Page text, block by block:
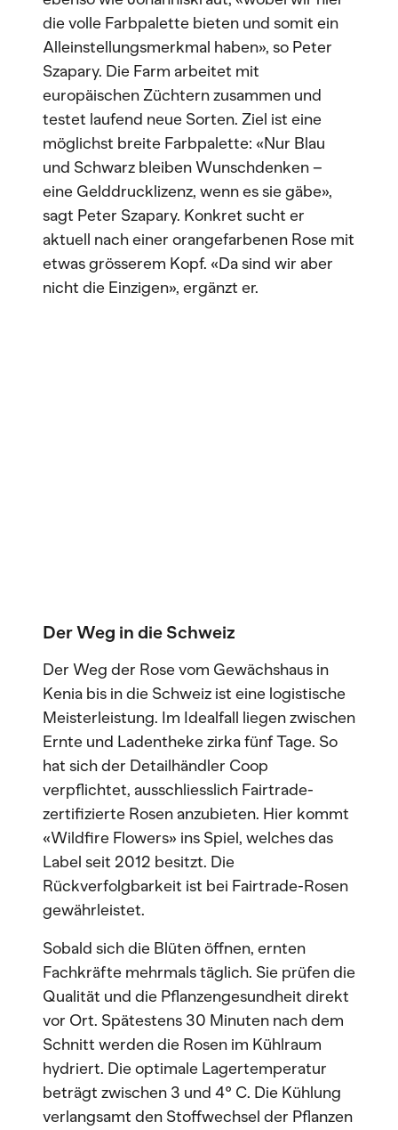
die volle Farbpalette bieten und somit ein
Alleinstellungsmerkmal haben», so Peter
Szapary. Die Farm arbeitet mit
europäischen Züchtern zusammen und
testet laufend neue Sorten. Ziel ist eine
möglichst breite Farbpalette: «Nur Blau
und Schwarz bleiben Wunschdenken –
eine Gelddrucklizenz, wenn es sie gäbe»,
sagt Peter Szapary. Konkret sucht er
aktuell nach einer orangefarbenen Rose mit
etwas grösserem Kopf. «Da sind wir aber
nicht die Einzigen», ergänzt er.
Der Weg in die Schweiz
Der Weg der Rose vom Gewächshaus in
Kenia bis in die Schweiz ist eine logistische
Meisterleistung. Im Idealfall liegen zwischen
Ernte und Ladentheke zirka fünf Tage. So
hat sich der Detailhändler Coop
verpflichtet, ausschliesslich Fairtrade-
zertifizierte Rosen anzubieten. Hier kommt
«Wildfire Flowers» ins Spiel, welches das
Label seit 2012 besitzt. Die
Rückverfolgbarkeit ist bei Fairtrade-Rosen
gewährleistet.
Sobald sich die Blüten öffnen, ernten
Fachkräfte mehrmals täglich. Sie prüfen die
Qualität und die Pflanzengesundheit direkt
vor Ort. Spätestens 30 Minuten nach dem
Schnitt werden die Rosen im Kühlraum
hydriert. Die optimale Lagertemperatur
beträgt zwischen 3 und 4° C. Die Kühlung
verlangsamt den Stoffwechsel der Pflanzen